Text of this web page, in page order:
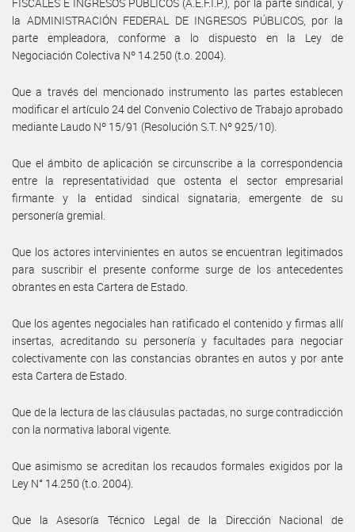
la ADMINISTRACIÓN FEDERAL DE INGRESOS PÚBLICOS, por la
parte empleadora, conforme a lo dispuesto en la Ley de
Negociación Colectiva Nº 14.250 (t.o. 2004).
Que a través del mencionado instrumento las partes establecen
modificar el artículo 24 del Convenio Colectivo de Trabajo aprobado
mediante Laudo Nº 15/91 (Resolución S.T. Nº 925/10).
Que el ámbito de aplicación se circunscribe a la correspondencia
entre la representatividad que ostenta el sector empresarial
firmante y la entidad sindical signataria, emergente de su
personería gremial.
Que los actores intervinientes en autos se encuentran legitimados
para suscribir el presente conforme surge de los antecedentes
obrantes en esta Cartera de Estado.
Que los agentes negociales han ratificado el contenido y firmas allí
insertas, acreditando su personería y facultades para negociar
colectivamente con las constancias obrantes en autos y por ante
esta Cartera de Estado.
Que de la lectura de las cláusulas pactadas, no surge contradicción
con la normativa laboral vigente.
Que asimismo se acreditan los recaudos formales exigidos por la
Ley N° 14.250 (t.o. 2004).
Que la Asesoría Técnico Legal de la Dirección Nacional de